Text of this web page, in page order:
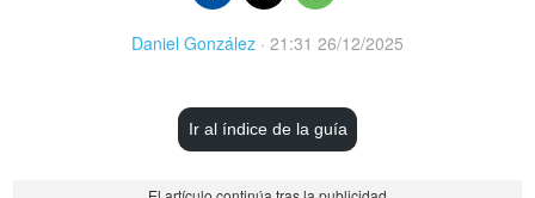
Daniel González · 21:31 26/12/2025
Ir al índice de la guía